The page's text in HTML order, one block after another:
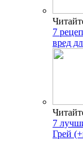
7
вред
7
Грей